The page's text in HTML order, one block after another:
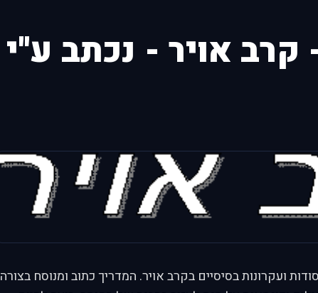
אויר - נכתב ע''י
ועקרונות בסיסיים בקרב אויר. המדריך כתוב ומנוסח בצורה